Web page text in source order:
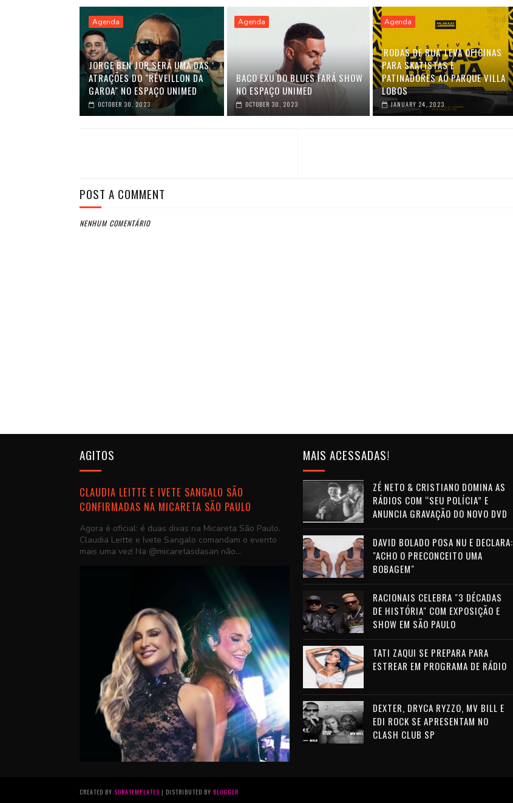
Agenda
JORGE BEN JOR SERÁ UMA DAS
ATRAÇÕES DO "RÉVEILLON DA
GAROA" NO ESPAÇO UNIMED
OCTOBER 30, 2023
Agenda
BACO EXU DO BLUES FARÁ SHOW
NO ESPAÇO UNIMED
OCTOBER 30, 2023
Agenda
'RODAS DE RUA' LEVA OFICINAS
PARA SKATISTAS E
PATINADORES AO PARQUE VILLA
LOBOS
JANUARY 24, 2023
POST A COMMENT
NENHUM COMENTÁRIO
AGITOS
CLAUDIA LEITTE E IVETE SANGALO SÃO
CONFIRMADAS NA MICARETA SÃO PAULO
Agora é oficial: é duas divas na Micareta São Paulo.
Claudia Leitte e Ivete Sangalo comandam o evento
mais uma vez! Na @micaretasdasan não...
MAIS ACESSADAS!
ZÉ NETO & CRISTIANO DOMINA AS
RÁDIOS COM “SEU POLÍCIA” E
ANUNCIA GRAVAÇÃO DO NOVO DVD
DAVID BOLADO POSA NU E DECLARA:
"ACHO O PRECONCEITO UMA
BOBAGEM"
RACIONAIS CELEBRA "3 DÉCADAS
DE HISTÓRIA" COM EXPOSIÇÃO E
SHOW EM SÃO PAULO
TATI ZAQUI SE PREPARA PARA
ESTREAR EM PROGRAMA DE RÁDIO
DEXTER, DRYCA RYZZO, MV BILL E
EDI ROCK SE APRESENTAM NO
CLASH CLUB SP
CREATED BY SORATEMPLATES | DISTRIBUTED BY BLOGGER